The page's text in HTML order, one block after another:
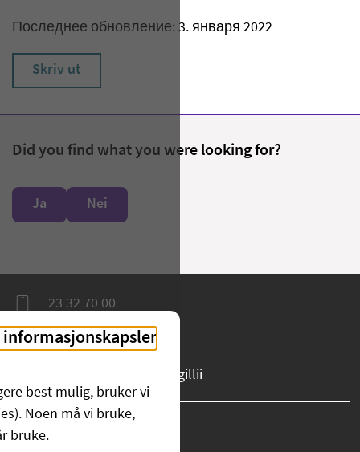
Последнее обновление: 3. января 2022
Skriv ut
Did you find what you were looking for?
Ja Nei